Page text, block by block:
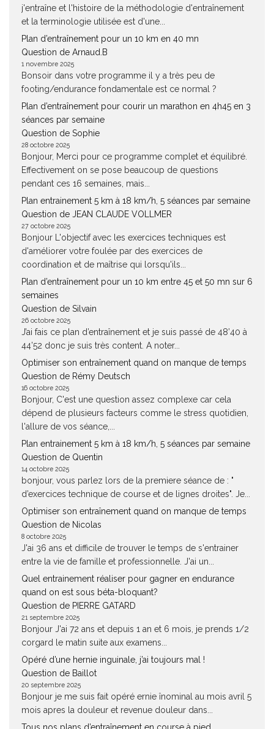
j'entraîne et l'histoire de la méthodologie d'entraînement
et la terminologie utilisée est d'une...
Plan d’entraînement pour un 10 km en 40 mn
Question de Arnaud.B
1 novembre 2025
Bonsoir dans votre programme il y a très peu de
footing/endurance fondamentale est ce normal ?
Plan d’entraînement pour courir un marathon en 4h45 en 3
séances par semaine
Question de Sophie
28 octobre 2025
Bonjour, Merci pour ce programme complet et équilibré.
Effectivement on se pose beaucoup de questions
pendant ces 16 semaines, mais...
Plan entrainement 5 km à 18 km/h, 5 séances par semaine
Question de JEAN CLAUDE VOLLMER
27 octobre 2025
Bonjour L'objectif avec les exercices techniques est
d'améliorer votre foulée par des exercices de
coordination et de maîtrise qui lorsqu'ils...
Plan d’entraînement pour un 10 km entre 45 et 50 mn sur 6
semaines
Question de Silvain
26 octobre 2025
J’ai fais ce plan d’entraînement et je suis passé de 48’40 à
44’52 donc je suis très content. A noter...
Optimiser son entraînement quand on manque de temps
Question de Rémy Deutsch
16 octobre 2025
Bonjour, C'est une question assez complexe car cela
dépend de plusieurs facteurs comme le stress quotidien,
l'allure de vos séance,...
Plan entrainement 5 km à 18 km/h, 5 séances par semaine
Question de Quentin
14 octobre 2025
bonjour, vous parlez lors de la premiere séance de : "
d’exercices technique de course et de lignes droites". Je...
Optimiser son entraînement quand on manque de temps
Question de Nicolas
8 octobre 2025
J'ai 36 ans et difficile de trouver le temps de s'entrainer
entre la vie de famille et professionnelle. J'ai un...
Quel entrainement réaliser pour gagner en endurance
quand on est sous béta-bloquant?
Question de PIERRE GATARD
21 septembre 2025
Bonjour J'ai 72 ans et depuis 1 an et 6 mois, je prends 1/2
corgard le matin suite aux examens...
Opéré d’une hernie inguinale, j’ai toujours mal !
Question de Baillot
20 septembre 2025
Bonjour je me suis fait opéré ernie înominal au mois avril 5
mois apres la douleur et revenue douleur dans...